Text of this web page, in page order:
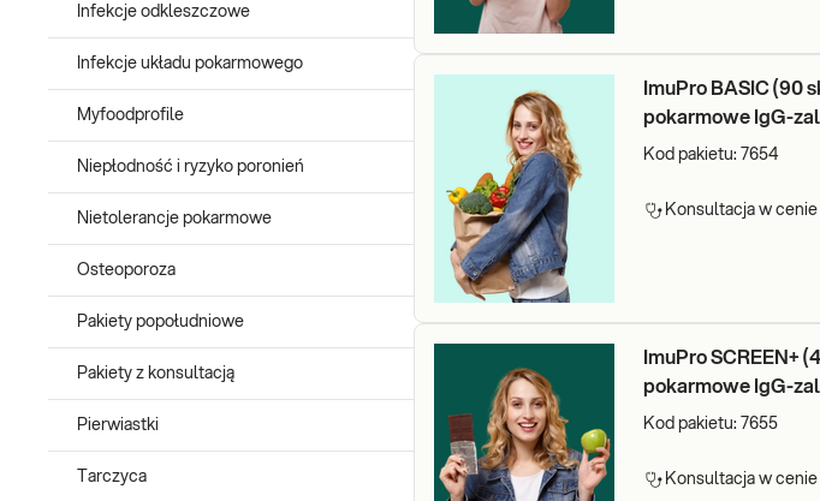
Infekcje odkleszczowe
Infekcje układu pokarmowego
Myfoodprofile
Niepłodność i ryzyko poronień
Nietolerancje pokarmowe
Osteoporoza
Pakiety popołudniowe
Pakiety z konsultacją
Pierwiastki
Tarczyca
ImuPro BASIC (90
pokarmowe IgG-
Kod pakietu: 7654
Konsultacja w cenie
ImuPro SCREEN+
pokarmowe IgG-
Kod pakietu: 7655
Konsultacja w cenie